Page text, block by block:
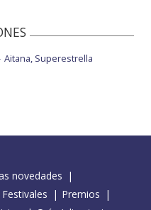
Aitana, Superestrella
novedades
Festivales
Premios